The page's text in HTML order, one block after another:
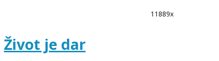
11889x
Život je dar